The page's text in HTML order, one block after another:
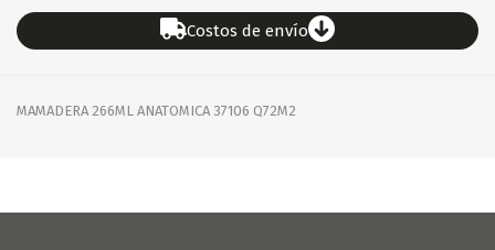
Costos de envío
MAMADERA 266ML ANATOMICA 37106 Q72M2